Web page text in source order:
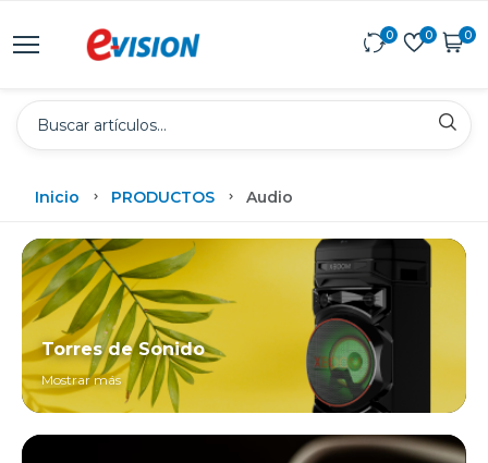
0 0 0
Inicio PRODUCTOS Audio
Torres de Sonido
Mostrar más